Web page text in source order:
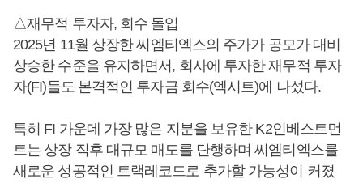
△재무적 투자자, 회수 돌입
2025년 11월 상장한 씨엠티엑스의 주가가 공모가 대비
상승한 수준을 유지하면서, 회사에 투자한 재무적 투자
자(FI)들도 본격적인 투자금 회수(엑시트)에 나섰다.
특히 FI 가운데 가장 많은 지분을 보유한 K2인베스트먼
트는 상장 직후 대규모 매도를 단행하며 씨엠티엑스를
새로운 성공적인 트랙레코드로 추가할 가능성이 커졌